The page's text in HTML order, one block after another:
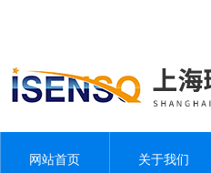
网站首页 关于我们